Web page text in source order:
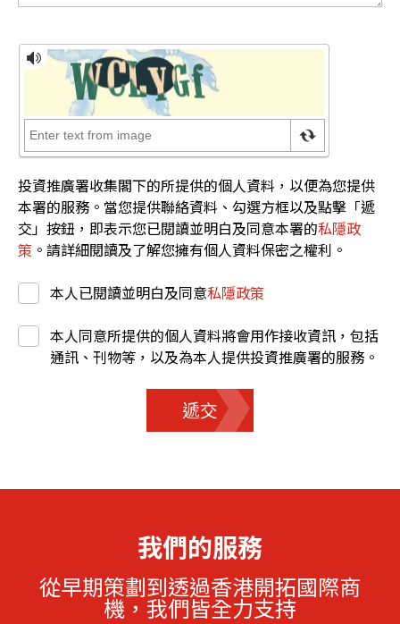
投資推廣署收集閣下的所提供的個人資料，以便為您提供
本署的服務。當您提供聯絡資料、勾選方框以及點擊「遞
交」按鈕，即表示您已閱讀並明白及同意本署的私隱政
策 。請詳細閱讀及了解您擁有個人資料保密之權利。
本人已閱讀並明白及同意私隱政策
本人同意所提供的個人資料將會用作接收資訊，包括
通訊、刊物等，以及為本人提供投資推廣署的服務。
遞交
我們的服務
從早期策劃到透過香港開拓國際商
機，我們皆全力支持